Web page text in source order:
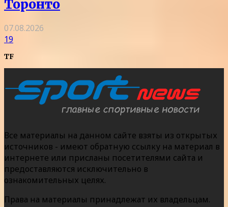
Торонто
07.08.2026
19
TF
Все материалы на данном сайте взяты из открытых
источников - имеют обратную ссылку на материал в
интернете или присланы посетителями сайта и
предоставляются исключительно в
ознакомительных целях.
Права на материалы принадлежат их владельцам.